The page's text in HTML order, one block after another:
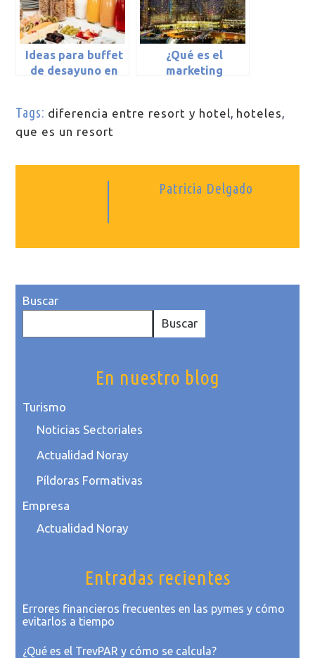
Ideas para buffet
de desayuno en
¿Qué es el
marketing
Tags: diferencia entre resort y hotel, hoteles,
que es un resort
Patricia Delgado
Buscar
Buscar
En nuestro blog
Turismo
Noticias Sectoriales
Actualidad Noray
Píldoras Formativas
Empresa
Actualidad Noray
Entradas recientes
Errores financieros frecuentes en las pymes y cómo
evitarlos a tiempo
¿Qué es el TrevPAR y cómo se calcula?